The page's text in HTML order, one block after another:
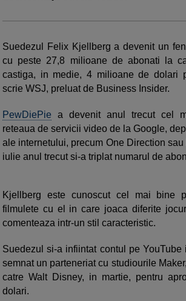
Suedezul Felix Kjellberg a devenit un
cu peste 27,8 milioane de abonati la
castiga, in medie, 4 milioane de dolari
scrie WSJ, preluat de Business Insider.
PewDiePie a devenit anul trecut cel
reteaua de servicii video de la Google,
ale internetului, precum One Direction
iulie anul trecut si-a triplat numarul de
Kjellberg este cunoscut cel mai bine
filmulete cu el in care joaca diferite
comenteaza intr-un stil caracteristic.
Suedezul si-a infiintat contul pe
semnat un parteneriat cu studiourile
catre Walt Disney, in martie, pentru
dolari.